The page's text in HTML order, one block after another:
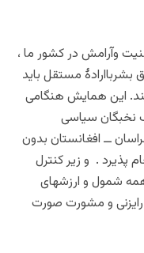
وآرامش در کشور ما ،
مستقل باید
این همایش هنگامی
نخبگان سیاسی
ــ افغانستان بدون
. و زیر کنترل
شمول و ارزشهای
رایزنی و مشورت صورت